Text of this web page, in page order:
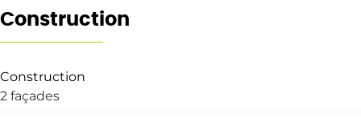
Construction
Construction
2 façades